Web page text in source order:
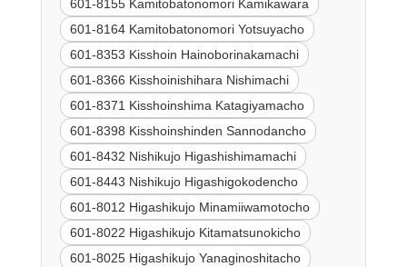
601-8155 Kamitobatonomori Kamikawara
601-8164 Kamitobatonomori Yotsuyacho
601-8353 Kisshoin Hainoborinakamachi
601-8366 Kisshoinishihara Nishimachi
601-8371 Kisshoinshima Katagiyamacho
601-8398 Kisshoinshinden Sannodancho
601-8432 Nishikujo Higashishimamachi
601-8443 Nishikujo Higashigokodencho
601-8012 Higashikujo Minamiiwamotocho
601-8022 Higashikujo Kitamatsunokicho
601-8025 Higashikujo Yanaginoshitacho